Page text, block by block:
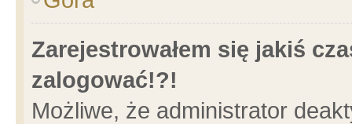
Zarejestrowałem się jakiś
zalogować!?!
Możliwe, że administrator